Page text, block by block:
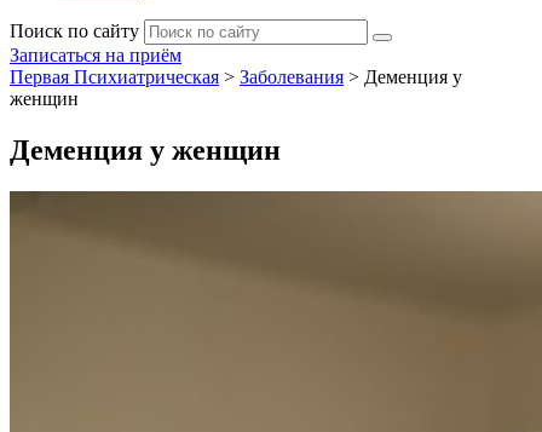
Поиск по сайту
Записаться на приём
Первая Психиатрическая > Заболевания > Деменция у
женщин
Деменция у женщин